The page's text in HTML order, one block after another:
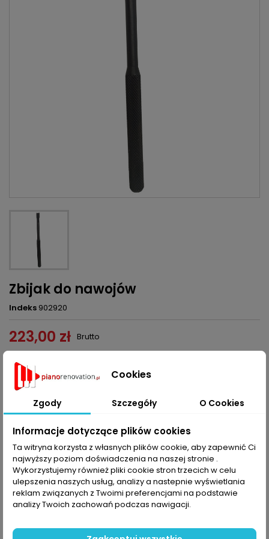
Zbijak do nawojów
Indeks 902920
223,00 zł Brutto
Ilość
Obecnie brak na stanie
Udostępnij
SZCZEGÓŁY PRODUKTU
Indeks902920
Cookies
Zgody Szczegóły O Cookies
Informacje dotyczące plików cookies
Ta witryna korzysta z własnych plików cookie, aby zapewnić Ci
najwyższy poziom doświadczenia na naszej stronie .
Wykorzystujemy również pliki cookie stron trzecich w celu
ulepszenia naszych usług, analizy a nastepnie wyświetlania
reklam związanych z Twoimi preferencjami na podstawie
analizy Twoich zachowań podczas nawigacji.